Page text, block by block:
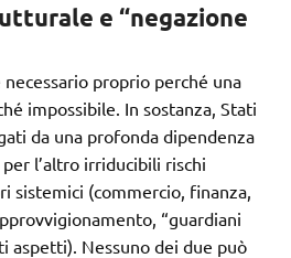
e “negazione
proprio perché una
impossibile. In sostanza, Stati
da una profonda dipendenza
l’altro irriducibili rischi
sistemici (commercio, finanza,
“guardiani
aspetti). Nessuno dei due può